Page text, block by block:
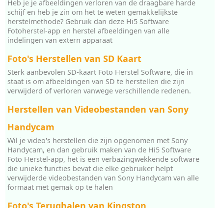
Heb je je afbeeldingen verloren van de draagbare harde
schijf en heb je zin om het te weten gemakkelijkste
herstelmethode? Gebruik dan deze Hi5 Software
Fotoherstel-app en herstel afbeeldingen van alle
indelingen van extern apparaat
Foto's Herstellen van SD Kaart
Sterk aanbevolen SD-kaart Foto Herstel Software, die in
staat is om afbeeldingen van SD te herstellen die zijn
verwijderd of verloren vanwege verschillende redenen.
Herstellen van Videobestanden van Sony
Handycam
Wil je video's herstellen die zijn opgenomen met Sony
Handycam, en dan gebruik maken van de Hi5 Software
Foto Herstel-app, het is een verbazingwekkende software
die unieke functies bevat die elke gebruiker helpt
verwijderde videobestanden van Sony Handycam van alle
formaat met gemak op te halen
Foto's Terughalen van Kingston